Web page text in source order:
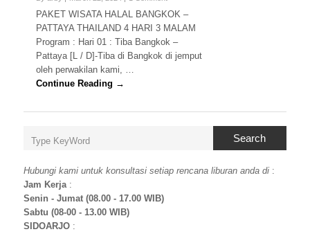
PAKET WISATA HALAL BANGKOK –
PATTAYA THAILAND 4 HARI 3 MALAM
Program : Hari 01 : Tiba Bangkok –
Pattaya [L / D]-Tiba di Bangkok di jemput
oleh perwakilan kami, …
Continue Reading →
Search
Hubungi kami untuk konsultasi setiap rencana liburan anda di :
Jam Kerja:
Senin - Jumat (08.00 - 17.00 WIB)
Sabtu (08-00 - 13.00 WIB)
SIDOARJO :